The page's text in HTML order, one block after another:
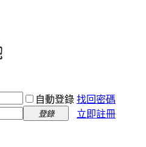
自動登錄 找回密碼
登錄
立即註冊